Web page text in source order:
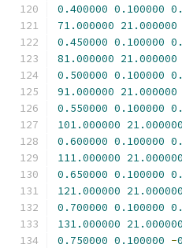
0.400000 0.100000
71.000000 21.000000
0.450000 0.100000
81.000000 21.000000
0.500000 0.100000
91.000000 21.000000
0.550000 0.100000
101.000000 21.000000
0.600000 0.100000
111.000000 21.000000
0.650000 0.100000
121.000000 21.000000
0.700000 0.100000
131.000000 21.000000
0.750000 0.100000 -